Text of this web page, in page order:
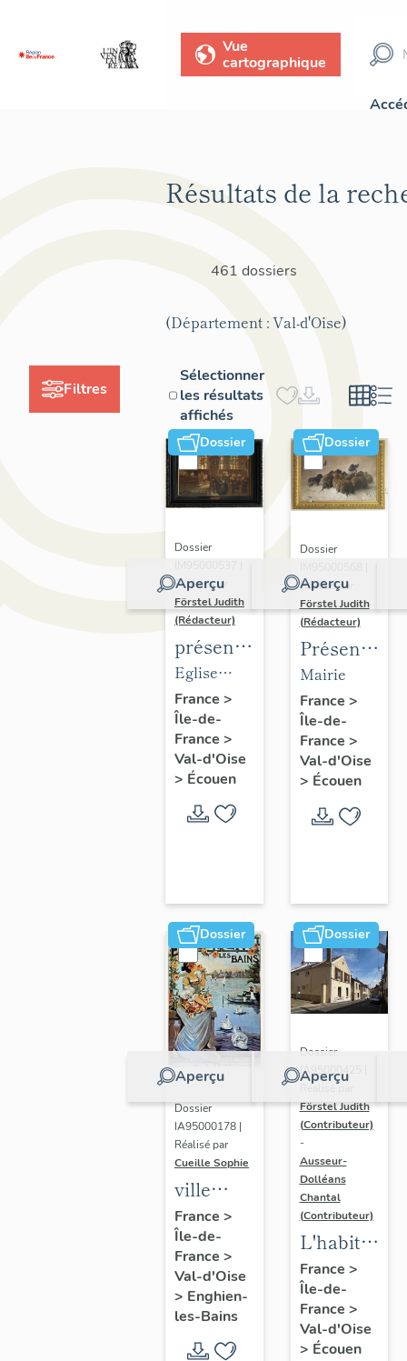
Vue
cartographique
Filtres
Résultats de la
461 dossiers
(Département : Val-d'Oise)
Sélectionner
les résultats
affichés
Dossier
Aperçu
Dossier
Réalisé par
Förstel Judith
(Rédacteur)
présentation
du
mobilier
de
l'église
d'Ecouen
Eglise
Saint-
Acceul
France >
Île-de-
France >
Val-d'Oise
> Écouen
Dossier
Aperçu
Dossier
Réalisé par
Förstel Judith
(Rédacteur)
du
mobilier
de la
mairie
d'Ecouen
Mairie
France >
Île-de-
France >
Val-d'Oise
> Écouen
Dossier
Aperçu
Dossier
IA95000178 |
Réalisé par
Cueille Sophie
ville
thermale
d'Enghien-
les-Bains
France >
Île-de-
France >
Val-d'Oise
> Enghien-
les-Bains
Dossier
Aperçu
Dossier
IA95000425 |
Réalisé par
Förstel Judith
(Contributeur)
-
Ausseur-
Dolléans
Chantal
(Contributeur)
L'habitat
d'Ecouen
France >
Île-de-
France >
Val-d'Oise
> Écouen